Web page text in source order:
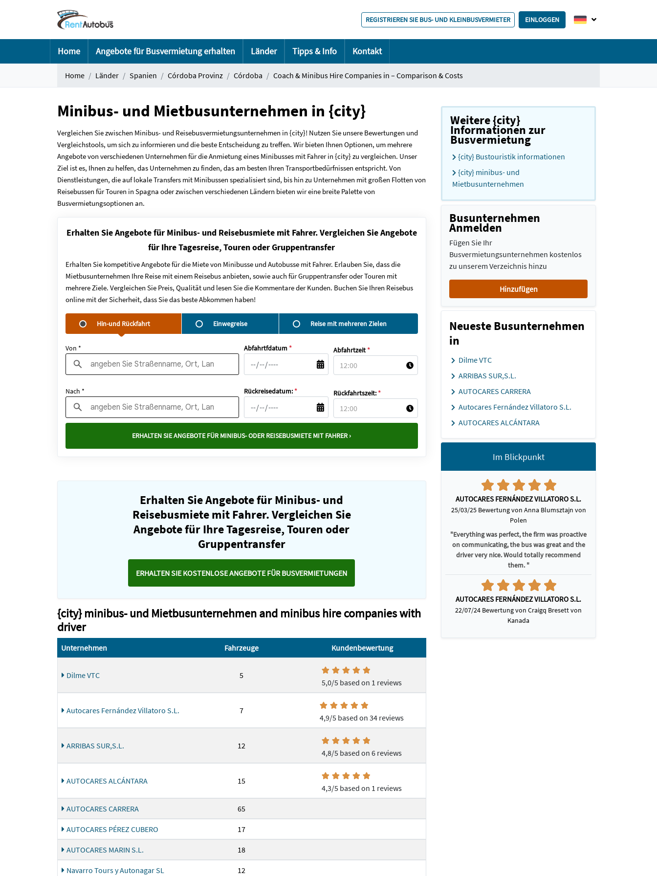
REGISTRIEREN SIE BUS- UND KLEINBUSVERMIETER EINLOGGEN
Home Angebote für Busvermietung erhalten Länder Tipps & Info Kontakt
Home Länder Spanien Córdoba Provinz Córdoba Coach & Minibus Hire Companies in – Comparison & Costs
Minibus- und Mietbusunternehmen in {city}
Vergleichen Sie zwischen Minibus- und Reisebusvermietungsunternehmen in {city}! Nutzen Sie unsere Bewertungen und
Vergleichstools, um sich zu informieren und die beste Entscheidung zu treffen. Wir bieten Ihnen Optionen, um mehrere
Angebote von verschiedenen Unternehmen für die Anmietung eines Minibusses mit Fahrer in {city} zu vergleichen. Unser
Ziel ist es, Ihnen zu helfen, das Unternehmen zu finden, das am besten Ihren Transportbedürfnissen entspricht. Von
Dienstleistungen, die auf lokale Transfers mit Minibussen spezialisiert sind, bis hin zu Unternehmen mit großen Flotten von
Reisebussen für Touren in Spagna oder zwischen verschiedenen Ländern bieten wir eine breite Palette von
Busvermietungsoptionen an.
Erhalten Sie Angebote für Minibus- und Reisebusmiete mit Fahrer. Vergleichen Sie Angebote
für Ihre Tagesreise, Touren oder Gruppentransfer
Erhalten Sie kompetitive Angebote für die Miete von Minibusse und Autobusse mit Fahrer. Erlauben Sie, dass die
Mietbusunternehmen Ihre Reise mit einem Reisebus anbieten, sowie auch für Gruppentransfer oder Touren mit
mehrere Ziele. Vergleichen Sie Preis, Qualität und lesen Sie die Kommentare der Kunden. Buchen Sie Ihren Reisebus
online mit der Sicherheit, dass Sie das beste Abkommen haben!
Hin-und Rückfahrt Einwegreise Reise mit mehreren Zielen
Von * Abfahrtfdatum * Abfahrtzeit *
Nach * Rückreisedatum: * Rückfahrtszeit: *
ERHALTEN SIE ANGEBOTE FÜR MINIBUS- ODER REISEBUSMIETE MIT FAHRER ›
Erhalten Sie Angebote für Minibus- und
Reisebusmiete mit Fahrer. Vergleichen Sie
Angebote für Ihre Tagesreise, Touren oder
Gruppentransfer
ERHALTEN SIE KOSTENLOSE ANGEBOTE FÜR BUSVERMIETUNGEN
{city} minibus- und Mietbusunternehmen and minibus hire companies with
driver
Unternehmen Fahrzeuge Kundenbewertung
Dilme VTC 5
5,0/5 based on 1 reviews
Autocares Fernández Villatoro S.L. 7
4,9/5 based on 34 reviews
ARRIBAS SUR,S.L. 12
4,8/5 based on 6 reviews
AUTOCARES ALCÁNTARA 15
4,3/5 based on 1 reviews
AUTOCARES CARRERA 65
AUTOCARES PÉREZ CUBERO 17
AUTOCARES MARIN S.L. 18
Navarro Tours y Autonagar SL 12
Weitere {city}
Informationen zur
Busvermietung
{city} Bustouristik informationen
{city} minibus- und
Mietbusunternehmen
Busunternehmen
Anmelden
Fügen Sie Ihr
Busvermietungsunternehmen kostenlos
zu unserem Verzeichnis hinzu
Hinzufügen
Neueste Busunternehmen
in
Dilme VTC
ARRIBAS SUR,S.L.
AUTOCARES CARRERA
Autocares Fernández Villatoro S.L.
AUTOCARES ALCÁNTARA
Im Blickpunkt
AUTOCARES FERNÁNDEZ VILLATORO S.L.
25/03/25 Bewertung von Anna Blumsztajn von
Polen
"Everything was perfect, the firm was proactive
on communicating, the bus was great and the
driver very nice. Would totally recommend
them. "
AUTOCARES FERNÁNDEZ VILLATORO S.L.
22/07/24 Bewertung von Craigq Bresett von
Kanada